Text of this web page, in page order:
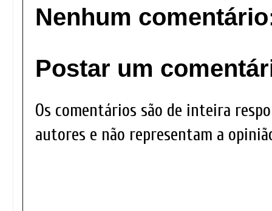
Nenhum
Postar um
Os comentários são de inteira
autores e não representam a